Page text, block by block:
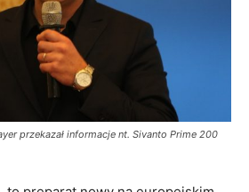
przekazał informacje nt. Sivanto Prime 200